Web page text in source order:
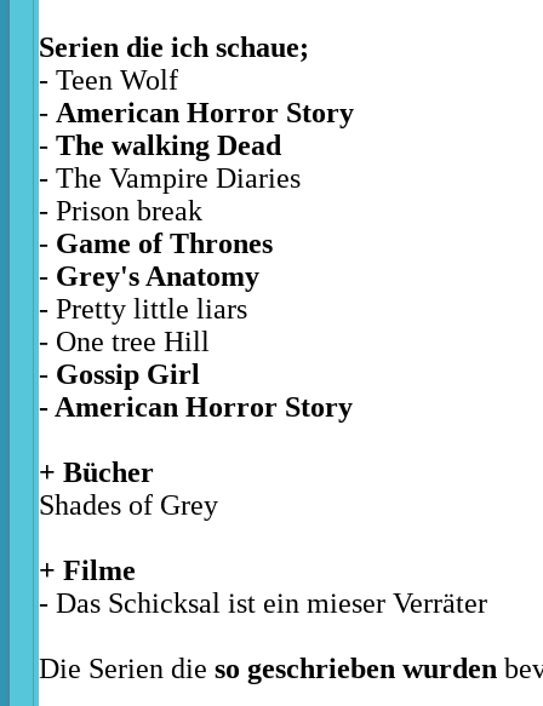
Serien die ich schaue;
- Teen Wolf
- American Horror Story
- The walking Dead
- The Vampire Diaries
- Prison break
- Game of Thrones
- Grey's Anatomy
- Pretty little liars
- One tree Hill
- Gossip Girl
- American Horror Story
+ Bücher
Shades of Grey
+ Filme
- Das Schicksal ist ein mieser Verräter
Die Serien die so geschrieben wurden